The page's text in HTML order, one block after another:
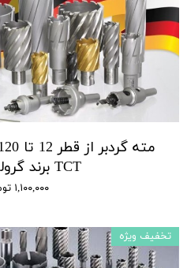
TCT برند گرولن آلمان
۱,۱۰۰,۰۰۰ تومان
تخفیف ویژه